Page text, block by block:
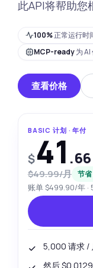
此API将帮助您
100%正常运行时
MCP-ready为 AI
查看价格
BASIC 计划 · 年付
$41 .66
$49.99/月 节
账单 $499.90/年 ·
5,000 请求 /
然后